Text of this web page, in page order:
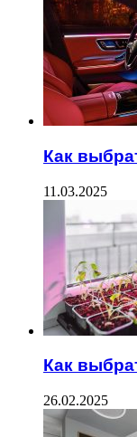
Как
11.03.2025
Как
26.02.2025